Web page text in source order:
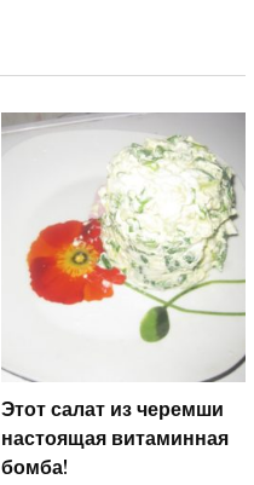
Этот салат из черемши
настоящая витаминная
бомба!